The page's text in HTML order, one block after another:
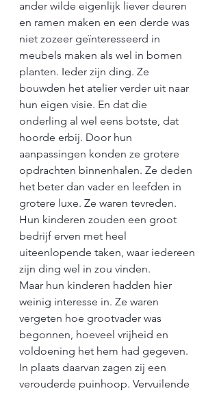
ander wilde eigenlijk liever deuren
en ramen maken en een derde was
niet zozeer geïnteresseerd in
meubels maken als wel in bomen
planten. Ieder zijn ding. Ze
bouwden het atelier verder uit naar
hun eigen visie. En dat die
onderling al wel eens botste, dat
hoorde erbij. Door hun
aanpassingen konden ze grotere
opdrachten binnenhalen. Ze deden
het beter dan vader en leefden in
grotere luxe. Ze waren tevreden.
Hun kinderen zouden een groot
bedrijf erven met heel
uiteenlopende taken, waar iedereen
zijn ding wel in zou vinden.
Maar hun kinderen hadden hier
weinig interesse in. Ze waren
vergeten hoe grootvader was
begonnen, hoeveel vrijheid en
voldoening het hem had gegeven.
In plaats daarvan zagen zij een
verouderde puinhoop. Vervuilende